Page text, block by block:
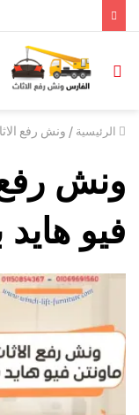
الرئيسية / ونش رفع
ونش رفع
فيو